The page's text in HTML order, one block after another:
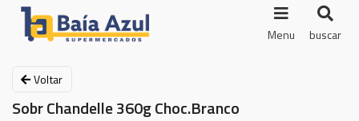
Menu buscar
Voltar
Sobr Chandelle 360g Choc.Branco